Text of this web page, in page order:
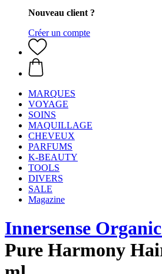
Nouveau client ?
Créer un compte
MARQUES
VOYAGE
SOINS
MAQUILLAGE
CHEVEUX
PARFUMS
K-BEAUTY
TOOLS
DIVERS
SALE
Magazine
Innersense
Pure Harmony